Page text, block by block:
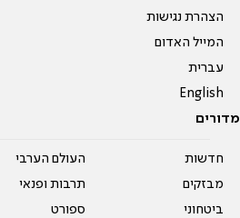
הצהרת נגישות
המייל האדום
עברית
English
מדורים
חדשות
מבזקים
ביטחוני
העולם הערבי
תרבות ופנאי
ספורט